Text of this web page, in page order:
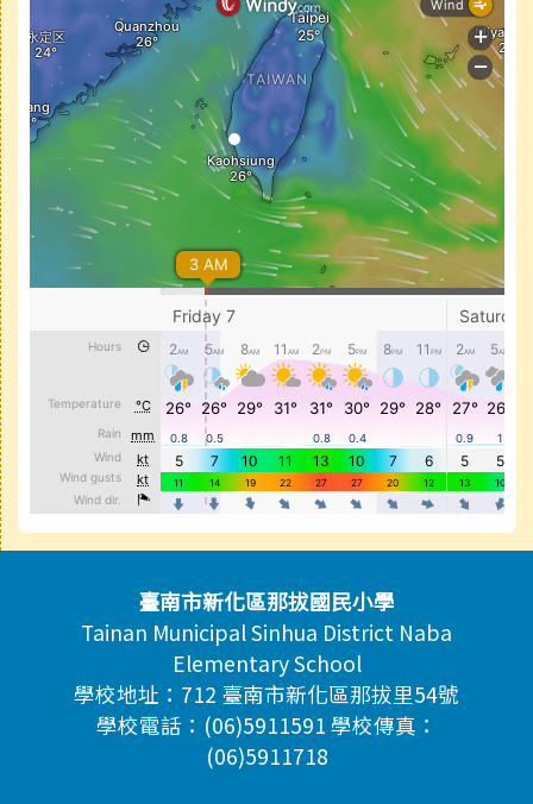
頁尾區域內容臺南市新化區那拔國民小學
Tainan Municipal Sinhua District Naba
Elementary School
學校地址：712 臺南市新化區那拔里54號
學校電話：(06)5911591 學校傳真：
(06)5911718